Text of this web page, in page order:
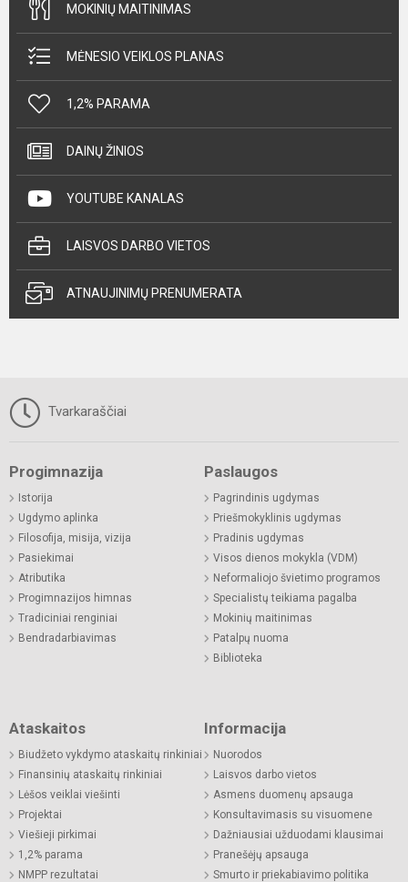
MOKINIŲ MAITINIMAS
MĖNESIO VEIKLOS PLANAS
1,2% PARAMA
DAINŲ ŽINIOS
YOUTUBE KANALAS
LAISVOS DARBO VIETOS
ATNAUJINIMŲ PRENUMERATA
Tvarkaraščiai
Progimnazija
Istorija
Ugdymo aplinka
Filosofija, misija, vizija
Pasiekimai
Atributika
Progimnazijos himnas
Tradiciniai renginiai
Bendradarbiavimas
Paslaugos
Pagrindinis ugdymas
Priešmokyklinis ugdymas
Pradinis ugdymas
Visos dienos mokykla (VDM)
Neformaliojo švietimo programos
Specialistų teikiama pagalba
Mokinių maitinimas
Patalpų nuoma
Biblioteka
Ataskaitos
Biudžeto vykdymo ataskaitų rinkiniai
Finansinių ataskaitų rinkiniai
Lėšos veiklai viešinti
Projektai
Viešieji pirkimai
1,2% parama
NMPP rezultatai
Informacija
Nuorodos
Laisvos darbo vietos
Asmens duomenų apsauga
Konsultavimasis su visuomene
Dažniausiai užduodami klausimai
Pranešėjų apsauga
Smurto ir priekabiavimo politika